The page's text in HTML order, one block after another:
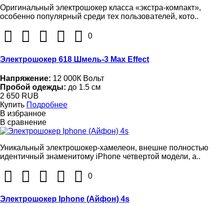
Оригинальный электрошокер класса «экстра-компакт»,
особенно популярный среди тех пользователей, кото..
0
Электрошокер 618 Шмель-3 Max Effect
Напряжение: 12 000К Вольт
Пробой одежды: до 1.5 см
2 650 RUB
Купить Подробнее
В избранное
В сравнение
Уникальный электрошокер-хамелеон, внешне полностью
идентичный знаменитому iPhone четвертой модели, а..
0
Электрошокер Iphone (Айфон) 4s